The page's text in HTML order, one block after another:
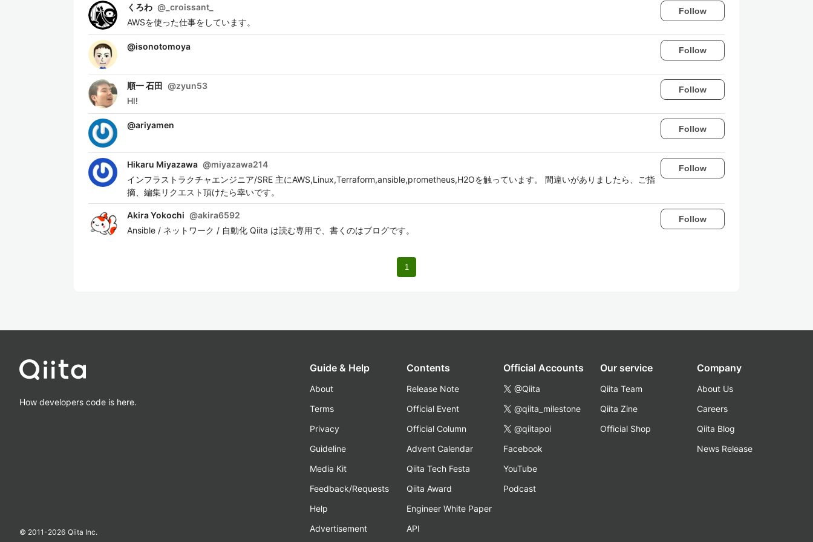
くろわ @ _croissant_
AWSを使った仕事をしています。
Follow
@isonotomoya Follow
順一 石田 @zyun53
HI!
Follow
@ariyamen Follow
Hikaru Miyazawa @miyazawa214
インフラストラクチャエンジニア/SRE 主にAWS,Linux,Terraform,ansible,prometheus,H2Oを触っています。 間違いがありましたら、ご指
摘、編集リクエスト頂けたら幸いです。
Follow
Akira Yokochi @akira6592
Ansible / ネットワーク / 自動化 Qiita は読む専用で、書くのはブログです。
Follow
1
How developers code is here.
© 2011-2026 Qiita Inc.
Guide & Help
About
Terms
Privacy
Guideline
Media Kit
Feedback/Requests
Help
Advertisement
Contents
Release Note
Official Event
Official Column
Advent Calendar
Qiita Tech Festa
Qiita Award
Engineer White Paper
API
Official Accounts
@Qiita
@qiita_milestone
@qiitapoi
Facebook
YouTube
Podcast
Our service
Qiita Team
Qiita Zine
Official Shop
Company
About Us
Careers
Qiita Blog
News Release